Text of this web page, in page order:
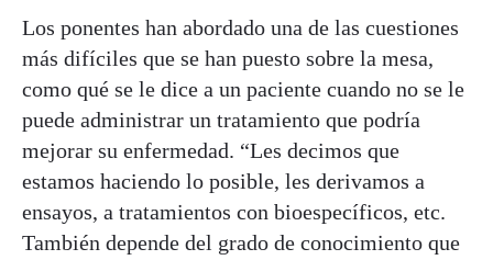
Los ponentes han abordado una de las cuestiones
más difíciles que se han puesto sobre la mesa,
como qué se le dice a un paciente cuando no se le
puede administrar un tratamiento que podría
mejorar su enfermedad. “Les decimos que
estamos haciendo lo posible, les derivamos a
ensayos, a tratamientos con bioespecíficos, etc.
También depende del grado de conocimiento que